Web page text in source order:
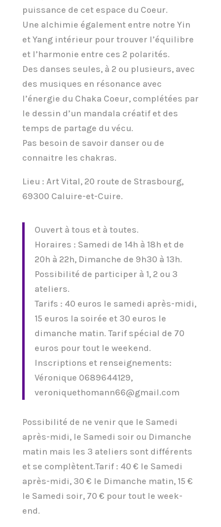
puissance de cet espace du Coeur.
Une alchimie également entre notre Yin
et Yang intérieur pour trouver l’équilibre
et l’harmonie entre ces 2 polarités.
Des danses seules, à 2 ou plusieurs, avec
des musiques en résonance avec
l’énergie du Chaka Coeur, complétées par
le dessin d’un mandala créatif et des
temps de partage du vécu.
Pas besoin de savoir danser ou de
connaitre les chakras.
Lieu : Art Vital, 20 route de Strasbourg,
69300 Caluire-et-Cuire.
Ouvert à tous et à toutes.
Horaires : Samedi de 14h à 18h et de
20h à 22h, Dimanche de 9h30 à 13h.
Possibilité de participer à 1, 2 ou 3
ateliers.
Tarifs : 40 euros le samedi après-midi,
15 euros la soirée et 30 euros le
dimanche matin. Tarif spécial de 70
euros pour tout le weekend.
Inscriptions et renseignements:
Véronique 0689644129,
veroniquethomann66@gmail.com
Possibilité de ne venir que le Samedi
après-midi, le Samedi soir ou Dimanche
matin mais les 3 ateliers sont différents
et se complètent.Tarif : 40 € le Samedi
après-midi, 30 € le Dimanche matin, 15 €
le Samedi soir, 70 € pour tout le week-
end.